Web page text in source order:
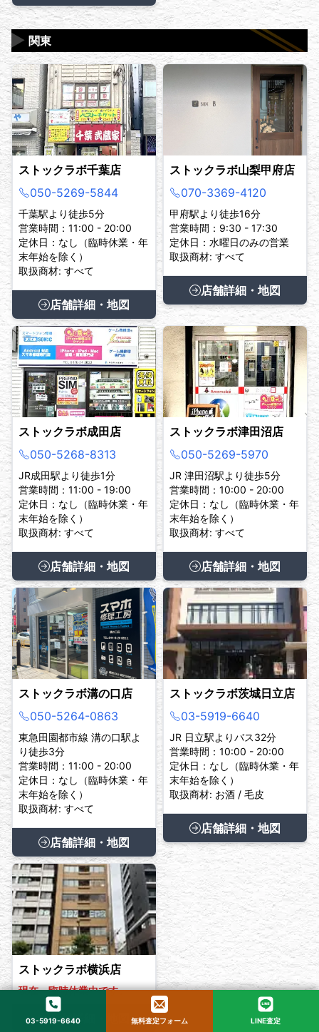
関東
▶
ストックラボ千葉店
050-5269-5844
千葉駅より徒歩5分
営業時間：11:00 - 20:00
定休日：なし（臨時休業・年
末年始を除く）
取扱商材: すべて
店舗詳細・地図
ストックラボ山梨甲府店
070-3369-4120
甲府駅より徒歩16分
営業時間：9:30 - 17:30
定休日：水曜日のみの営業
取扱商材: すべて
店舗詳細・地図
ストックラボ成田店
050-5268-8313
JR成田駅より徒歩1分
営業時間：11:00 - 19:00
定休日：なし（臨時休業・年
末年始を除く）
取扱商材: すべて
店舗詳細・地図
ストックラボ津田沼店
050-5269-5970
JR 津田沼駅より徒歩5分
営業時間：10:00 - 20:00
定休日：なし（臨時休業・年
末年始を除く）
取扱商材: すべて
店舗詳細・地図
ストックラボ溝の口店
050-5264-0863
東急田園都市線 溝の口駅よ
り徒歩3分
営業時間：11:00 - 20:00
定休日：なし（臨時休業・年
末年始を除く）
取扱商材: すべて
店舗詳細・地図
ストックラボ茨城日立店
03-5919-6640
JR 日立駅よりバス32分
営業時間：10:00 - 20:00
定休日：なし（臨時休業・年
末年始を除く）
取扱商材: お酒 / 毛皮
店舗詳細・地図
ストックラボ横浜店
現在、臨時休業中です。
店舗詳細・地図
03-5919-6640 無料査定フォーム LINE査定